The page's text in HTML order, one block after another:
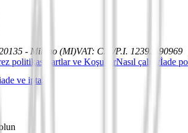
- Milano (MI)VAT: C.F./P.I. 12392590969
politikası Şartlar ve KoşullarNasıl çalışırİade
ve iptal